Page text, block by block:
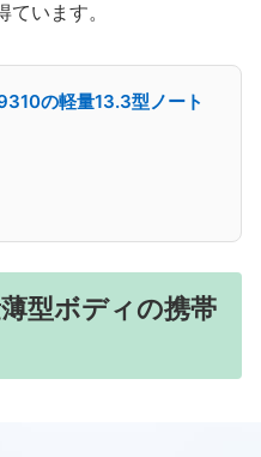
ています。
の軽量13.3型ノート
型ボディの携帯